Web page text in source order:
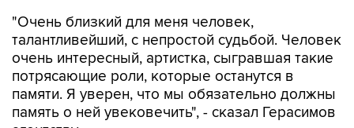
"Очень близкий для меня человек,
талантливейший, с непростой судьбой. Человек
очень интересный, артистка, сыгравшая такие
потрясающие роли, которые останутся в
памяти. Я уверен, что мы обязательно должны
память о ней увековечить", - сказал Герасимов